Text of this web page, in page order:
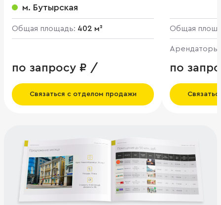
м. Бутырская
Общая площадь: 402 м²
по запросу ₽ /
Связаться с отделом продажи
Общая
по